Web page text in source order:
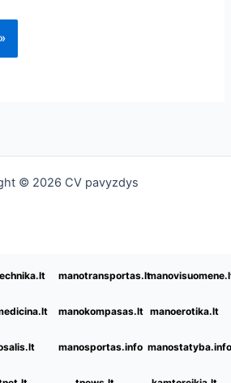
© 2026 CV pavyzdys
manotransportas.lt
manokompasas.lt manoerotika.lt
manosportas.info manostatyba.info